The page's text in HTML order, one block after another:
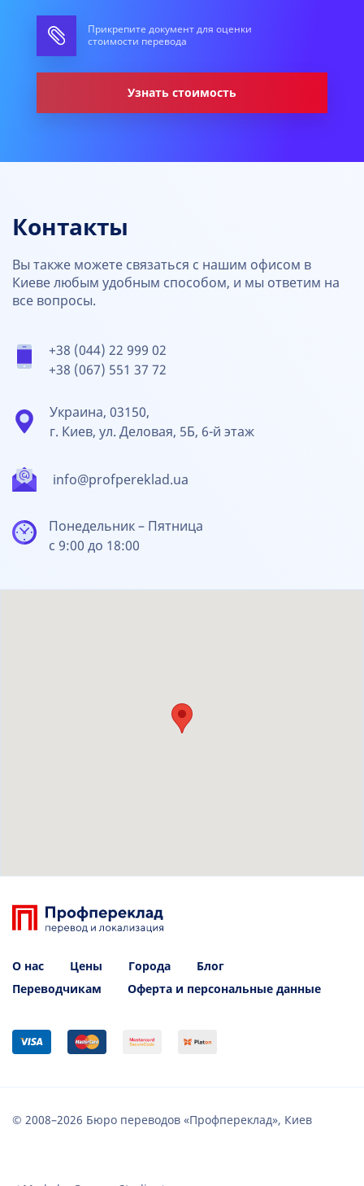
Прикрепите документ для оценки
стоимости перевода
Узнать стоимость
Контакты
Вы также можете связаться с нашим офисом в
Киеве любым удобным способом, и мы ответим на
все вопросы.
+38 (044) 22 999 02
+38 (067) 551 37 72
info@profpereklad.ua
Украина, 03150,
г. Киев, ул. Деловая, 5Б, 6-й этаж
Понедельник – Пятница
с 9:00 до 18:00
О нас Цены Города
Блог
Переводчикам
Оферта и персональные данные
© 2008–2026 Бюро переводов «Профпереклад», Киев